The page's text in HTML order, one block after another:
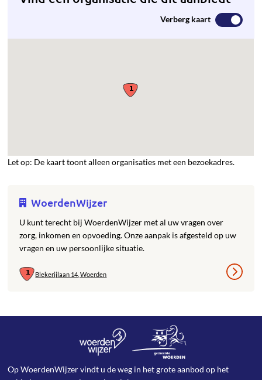
Verberg kaart
Let op: De kaart toont alleen organisaties met een bezoekadres.
WoerdenWijzer
U kunt terecht bij WoerdenWijzer met al uw vragen over
zorg, inkomen en opvoeding. Onze aanpak is afgesteld op uw
vragen en uw persoonlijke situatie.
Blekerijlaan 14, Woerden
Op WoerdenWijzer vindt u de weg in het grote aanbod op het